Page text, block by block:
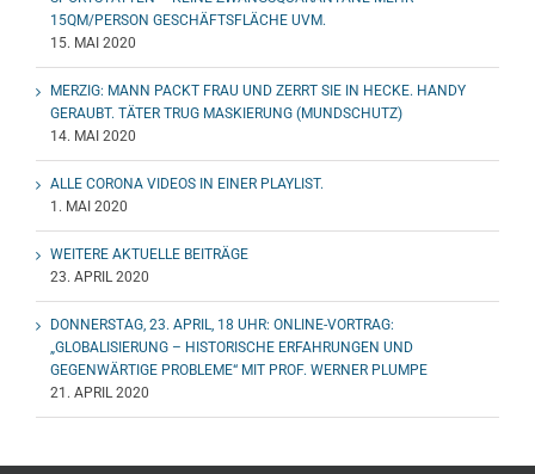
15QM/PERSON GESCHÄFTSFLÄCHE UVM.
15. MAI 2020
MERZIG: MANN PACKT FRAU UND ZERRT SIE IN HECKE. HANDY
GERAUBT. TÄTER TRUG MASKIERUNG (MUNDSCHUTZ)
14. MAI 2020
ALLE CORONA VIDEOS IN EINER PLAYLIST.
1. MAI 2020
WEITERE AKTUELLE BEITRÄGE
23. APRIL 2020
DONNERSTAG, 23. APRIL, 18 UHR: ONLINE-VORTRAG:
„GLOBALISIERUNG – HISTORISCHE ERFAHRUNGEN UND
GEGENWÄRTIGE PROBLEME“ MIT PROF. WERNER PLUMPE
21. APRIL 2020